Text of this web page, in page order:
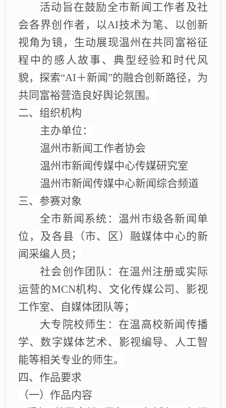
活动旨在鼓励全市新闻工作者及社
会各界创作者，以 AI技术为笔、以创新
视角为镜，生动展现温州在共同富裕征
程中的感人故事、典型经验和时代风
貌，探索“AI＋新闻”的融合创新路径，为
共同富裕营造良好舆论氛围。
二、组织机构
主办单位：
温州市新闻工作者协会
温州市新闻传媒中心传媒研究室
温州市新闻传媒中心新闻综合频道
三、参赛对象
全市新闻系统 ：温州市级各新闻单
位，及各县（市、区）融媒体中心的新
闻采编人员 ；
社会创作团队 ：在温州注册或实际
运营的MCN机构、文化传媒公司、影视
工作室、自媒体团队等；
大专院校师生 ：在温高校新闻传播
学、数字媒体艺术、影视编导、人工智
能等相关专业的师生。
四、作品要求
（一）作品内容